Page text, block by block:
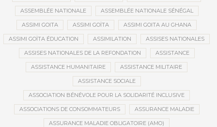
ASSEMBLÉE NATIONALE ASSEMBLÉE NATIONALE SÉNÉGAL
ASSIMI GOITA ASSIMI GOÏTA ASSIMI GOITA AU GHANA
ASSIMI GOÏTA ÉDUCATION ASSIMILATION ASSISES NATIONALES
ASSISES NATIONALES DE LA REFONDATION ASSISTANCE
ASSISTANCE HUMANITAIRE ASSISTANCE MILITAIRE
ASSISTANCE SOCIALE
ASSOCIATION BÉNÉVOLE POUR LA SOLIDARITÉ INCLUSIVE
ASSOCIATIONS DE CONSOMMATEURS ASSURANCE MALADIE
ASSURANCE MALADIE OBLIGATOIRE (AMO)